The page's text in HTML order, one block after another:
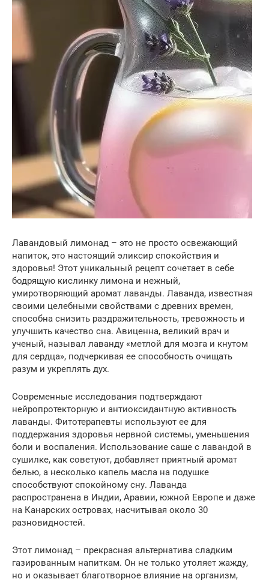
Лавандовый лимонад – это не просто освежающий
напиток, это настоящий эликсир спокойствия и
здоровья! Этот уникальный рецепт сочетает в себе
бодрящую кислинку лимона и нежный,
умиротворяющий аромат лаванды. Лаванда, известная
своими целебными свойствами с древних времен,
способна снизить раздражительность, тревожность и
улучшить качество сна. Авиценна, великий врач и
ученый, называл лаванду «метлой для мозга и кнутом
для сердца», подчеркивая ее способность очищать
разум и укреплять дух.
Современные исследования подтверждают
нейропротекторную и антиоксидантную активность
лаванды. Фитотерапевты используют ее для
поддержания здоровья нервной системы, уменьшения
боли и воспаления. Использование саше с лавандой в
сушилке, как советуют, добавляет приятный аромат
белью, а несколько капель масла на подушке
способствуют спокойному сну. Лаванда
распространена в Индии, Аравии, южной Европе и даже
на Канарских островах, насчитывая около 30
разновидностей.
Этот лимонад – прекрасная альтернатива сладким
газированным напиткам. Он не только утоляет жажду,
но и оказывает благотворное влияние на организм,